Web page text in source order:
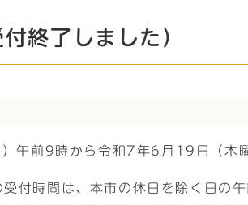
終了しました）
午前9時から令和7年6月19日（木
付時間は、本市の休日を除く日の